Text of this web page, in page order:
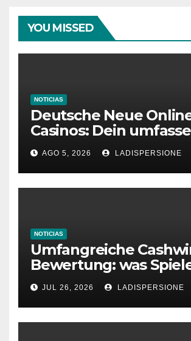
YOU MISSED
NOTICIAS
Deutsche Neue
Casinos: Dein
Ratgeber für moderne
AGO 5, 2026 LADISPERSIONE
NOTICIAS
Umfangreiche
Bewertung: was
dieses Casino denken
JUL 26, 2026 LADISPERSIONE